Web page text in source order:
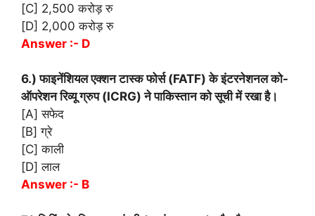
[C] 2,500 करोड़ रु
[D] 2,000 करोड़ रु
Answer :- D
6.) फाइनेंशियल एक्शन टास्क फोर्स (FATF) के इंटरनेशनल को-
ऑपरेशन रिव्यू ग्रुप (ICRG) ने पाकिस्तान को सूची में रखा है।
[A] सफेद
[B] ग्रे
[C] काली
[D] लाल
Answer :- B